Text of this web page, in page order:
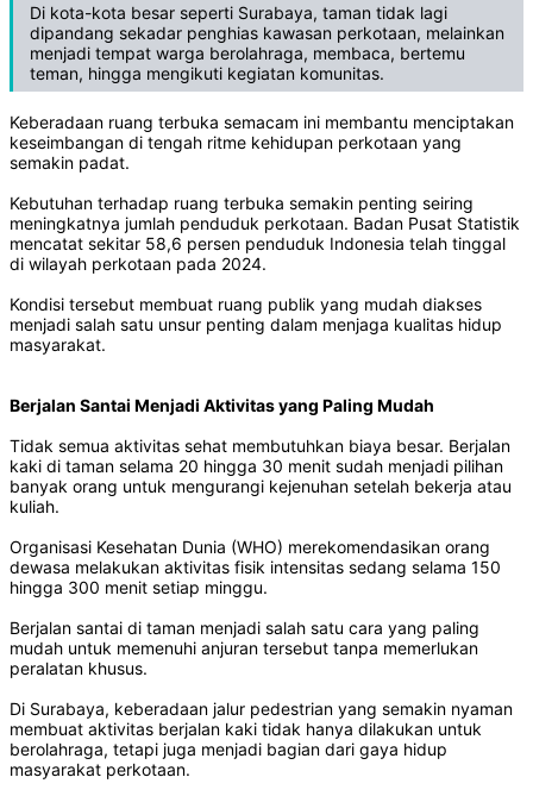
Di kota-kota besar seperti Surabaya, taman tidak lagi
dipandang sekadar penghias kawasan perkotaan, melainkan
menjadi tempat warga berolahraga, membaca, bertemu
teman, hingga mengikuti kegiatan komunitas.
Keberadaan ruang terbuka semacam ini membantu menciptakan
keseimbangan di tengah ritme kehidupan perkotaan yang
semakin padat.
Kebutuhan terhadap ruang terbuka semakin penting seiring
meningkatnya jumlah penduduk perkotaan. Badan Pusat Statistik
mencatat sekitar 58,6 persen penduduk Indonesia telah tinggal
di wilayah perkotaan pada 2024.
Kondisi tersebut membuat ruang publik yang mudah diakses
menjadi salah satu unsur penting dalam menjaga kualitas hidup
masyarakat.
Berjalan Santai Menjadi Aktivitas yang Paling Mudah
Tidak semua aktivitas sehat membutuhkan biaya besar. Berjalan
kaki di taman selama 20 hingga 30 menit sudah menjadi pilihan
banyak orang untuk mengurangi kejenuhan setelah bekerja atau
kuliah.
Organisasi Kesehatan Dunia (WHO) merekomendasikan orang
dewasa melakukan aktivitas fisik intensitas sedang selama 150
hingga 300 menit setiap minggu.
Berjalan santai di taman menjadi salah satu cara yang paling
mudah untuk memenuhi anjuran tersebut tanpa memerlukan
peralatan khusus.
Di Surabaya, keberadaan jalur pedestrian yang semakin nyaman
membuat aktivitas berjalan kaki tidak hanya dilakukan untuk
berolahraga, tetapi juga menjadi bagian dari gaya hidup
masyarakat perkotaan.